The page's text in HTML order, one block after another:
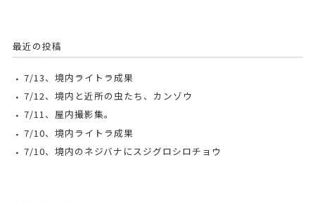
最近の投稿
7/13、境内ライトラ成果
7/12、境内と近所の虫たち、カンゾウ
7/11、屋内撮影集。
7/10、境内ライトラ成果
7/10、境内のネジバナにスジグロシロチョウ